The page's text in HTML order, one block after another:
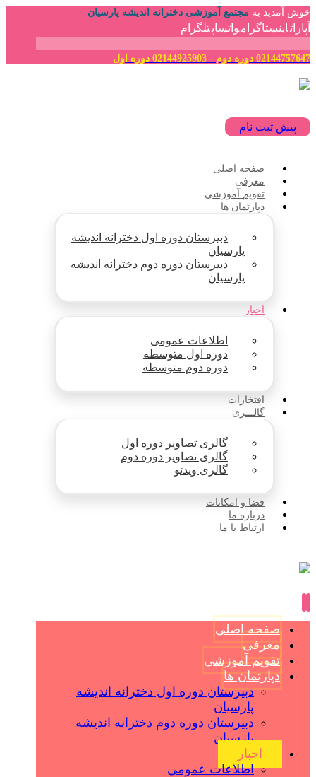
خوش آمدید به مجتمع آموزشی دخترانه اندیشه پارسیان
آپاراتاینستاگرامواتساپتلگرام
02144757647 دوره دوم - 02144925903 دوره اول
پیش ثبت نام
صفحه اصلی
معرفی
تقویم آموزشی
دپارتمان ها
دبیرستان دوره اول دخترانه اندیشه
پارسیان
دبیرستان دوره دوم دخترانه اندیشه
پارسیان
اخبار
اطلاعات عمومی
دوره اول متوسطه
دوره دوم متوسطه
افتخارات
گالـــری
گالری تصاویر دوره اول
گالری تصاویر دوره دوم
گالری ویدئو
فضا و امکانات
درباره ما
ارتباط با ما
صفحه اصلی
معرفی
تقویم آموزشی
دپارتمان ها
دبیرستان دوره اول دخترانه اندیشه
پارسیان
دبیرستان دوره دوم دخترانه اندیشه
پارسیان
اخبار
اطلاعات عمومی